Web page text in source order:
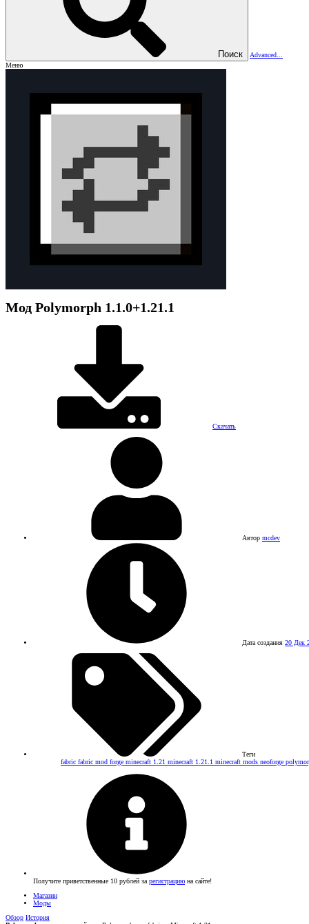
Поиск
Advanced...
Меню
Мод Polymorph 1.1.0+1.21.1
Скачать
Автор mcdev
Дата создания 20 Дек
Теги
fabric fabric mod forge minecraft 1.21 minecraft 1.21.1 minecraft mods neoforge
Получите приветственные 10 рублей за регистрацию на сайте!
Магазин
Моды
Обзор История